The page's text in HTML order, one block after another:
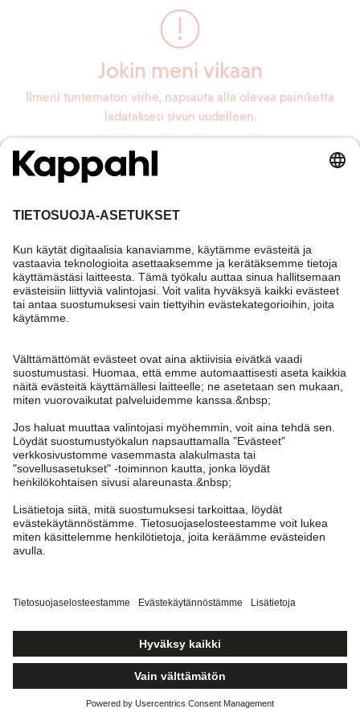
Jokin meni vikaan
Ilmeni tuntematon virhe, napsauta alla olevaa painiketta
ladataksesi sivun uudelleen.
Lataa sivu uudelleen